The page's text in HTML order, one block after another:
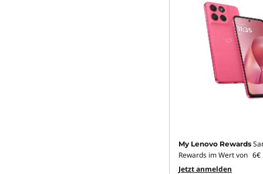
My Lenovo Rewards
Rewards im Wert von 6€
Jetzt anmelden